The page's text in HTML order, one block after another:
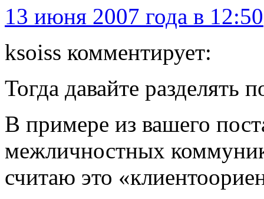
13 июня 2007 года в 12:50
ksoiss комментирует:
Тогда давайте разделять
В примере из вашего
межличностных
считаю это